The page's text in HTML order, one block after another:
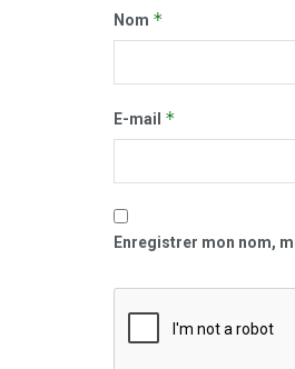
Nom *
E-mail *
Enregistrer mon nom,